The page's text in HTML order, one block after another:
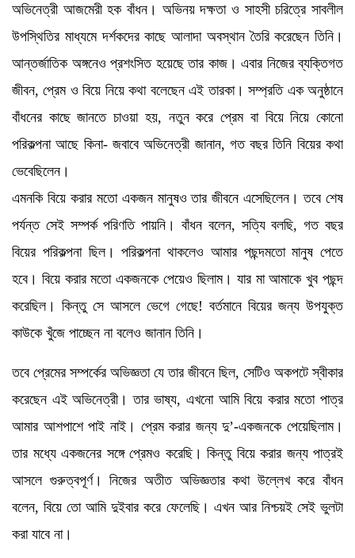
অভিনেত্রী আজমেরী হক বাঁধন। অভিনয় দক্ষতা ও সাহসী চরিত্রে সাবলীল
উপস্থিতির মাধ্যমে দর্শকদের কাছে আলাদা অবস্থান তৈরি করেছেন তিনি।
আন্তর্জাতিক অঙ্গনেও প্রশংসিত হয়েছে তার কাজ। এবার নিজের ব্যক্তিগত
জীবন, প্রেম ও বিয়ে নিয়ে কথা বলেছেন এই তারকা। সম্প্রতি এক অনুষ্ঠানে
বাঁধনের কাছে জানতে চাওয়া হয়, নতুন করে প্রেম বা বিয়ে নিয়ে কোনো
পরিকল্পনা আছে কিনা- জবাবে অভিনেত্রী জানান, গত বছর তিনি বিয়ের কথা
ভেবেছিলেন।
এমনকি বিয়ে করার মতো একজন মানুষও তার জীবনে এসেছিলেন। তবে শেষ
পর্যন্ত সেই সম্পর্ক পরিণতি পায়নি। বাঁধন বলেন, সত্যি বলছি, গত বছর
বিয়ের পরিকল্পনা ছিল। পরিকল্পনা থাকলেও আমার পছন্দমতো মানুষ পেতে
হবে। বিয়ে করার মতো একজনকে পেয়েও ছিলাম। যার মা আমাকে খুব পছন্দ
করেছিল। কিন্তু সে আসলে ভেগে গেছে! বর্তমানে বিয়ের জন্য উপযুক্ত
কাউকে খুঁজে পাচ্ছেন না বলেও জানান তিনি।
তবে প্রেমের সম্পর্কের অভিজ্ঞতা যে তার জীবনে ছিল, সেটিও অকপটে স্বীকার
করেছেন এই অভিনেত্রী। তার ভাষ্য, এখনো আমি বিয়ে করার মতো পাত্র
আমার আশপাশে পাই নাই। প্রেম করার জন্য দু’-একজনকে পেয়েছিলাম।
তার মধ্যে একজনের সঙ্গে প্রেমও করেছি। কিন্তু বিয়ে করার জন্য পাত্রই
আসলে গুরুত্বপূর্ণ। নিজের অতীত অভিজ্ঞতার কথা উল্লেখ করে বাঁধন
বলেন, বিয়ে তো আমি দুইবার করে ফেলেছি। এখন আর নিশ্চয়ই সেই ভুলটা
করা যাবে না।